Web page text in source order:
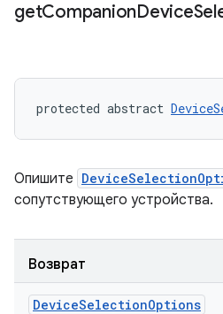
getCompanionDevice
protected abstract
Опишите
сопутствующего устройства.
Возврат
DeviceSelectionOptions